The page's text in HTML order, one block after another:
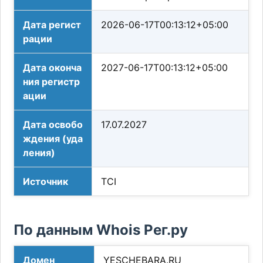
Дата регист
рации
2026-06-17T00:13:12+05:00
Дата оконча
ния регистр
ации
2027-06-17T00:13:12+05:00
Дата освобо
ждения (уда
ления)
17.07.2027
Источник TCI
По данным Whois Рег.ру
Домен YESCHEBARA.RU